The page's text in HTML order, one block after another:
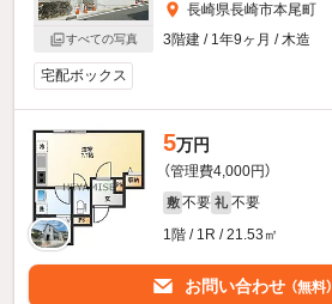
すべての写真
長崎県長崎市本尾町
3階建 / 1年9ヶ月 / 木造
宅配ボックス
5万円
（管理費4,000円）
敷 不要 礼 不要
1階 / 1R / 21.53㎡
お問い合わせ （無料）